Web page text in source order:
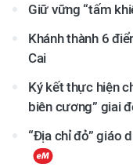
Giữ vững “tấm
Khánh thành 6
Cai
Ký kết thực hiện
biên cương” giai
“Địa chỉ đỏ” giáo